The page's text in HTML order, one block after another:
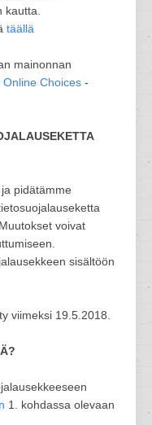
täällä
mainonnan
Online Choices -
pidätämme
voivat
sisältöön
viimeksi 19.5.2018.
1. kohdassa olevaan